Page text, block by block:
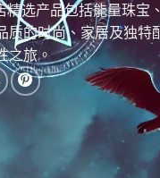
精选产品包括能量珠宝
质的时尚、家居及独特
之旅。